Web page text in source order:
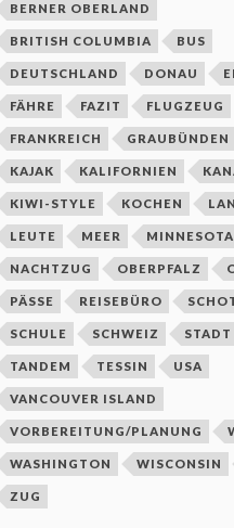
BERNER OBERLAND
BRITISH COLUMBIA BUS
DEUTSCHLAND DONAU
FÄHRE FAZIT FLUGZEUG
FRANKREICH GRAUBÜNDEN
KAJAK KALIFORNIEN
KIWI-STYLE KOCHEN
LEUTE MEER MINNESOTA
NACHTZUG OBERPFALZ
PÄSSE REISEBÜRO
SCHULE SCHWEIZ STADT
TANDEM TESSIN USA
VANCOUVER ISLAND
VORBEREITUNG/PLANUNG
WASHINGTON WISCONSIN
ZUG